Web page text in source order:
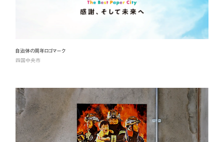
自治体の周年ロゴマーク
四国中央市